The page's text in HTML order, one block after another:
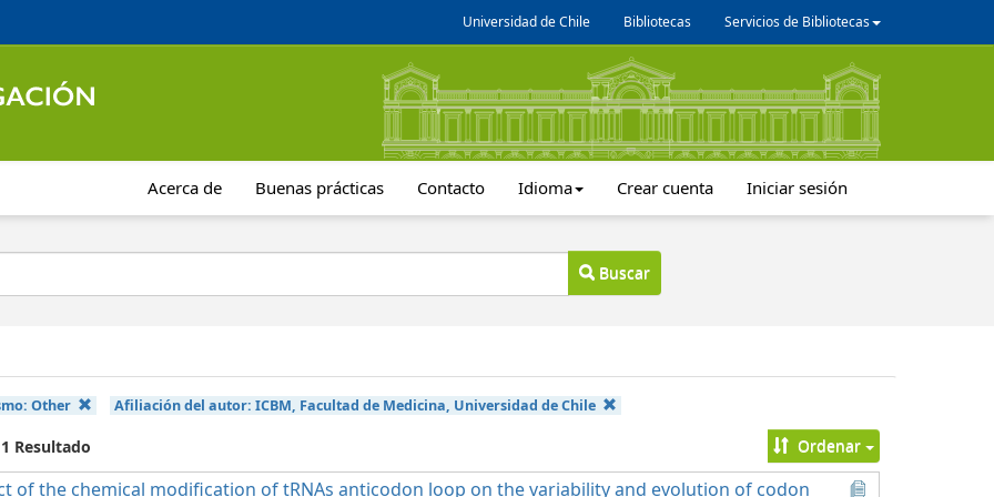
Universidad de Chile Bibliotecas Servicios de Bibliotecas
Acerca de Buenas prácticas Contacto Idioma Crear cuenta Iniciar sesión
Buscar
Other Afiliación del autor:ICBM, Facultad de Medicina, Universidad de Chile
Resultado Ordenar
of the chemical modification of tRNAs anticodon loop on the variability and evolution of codon